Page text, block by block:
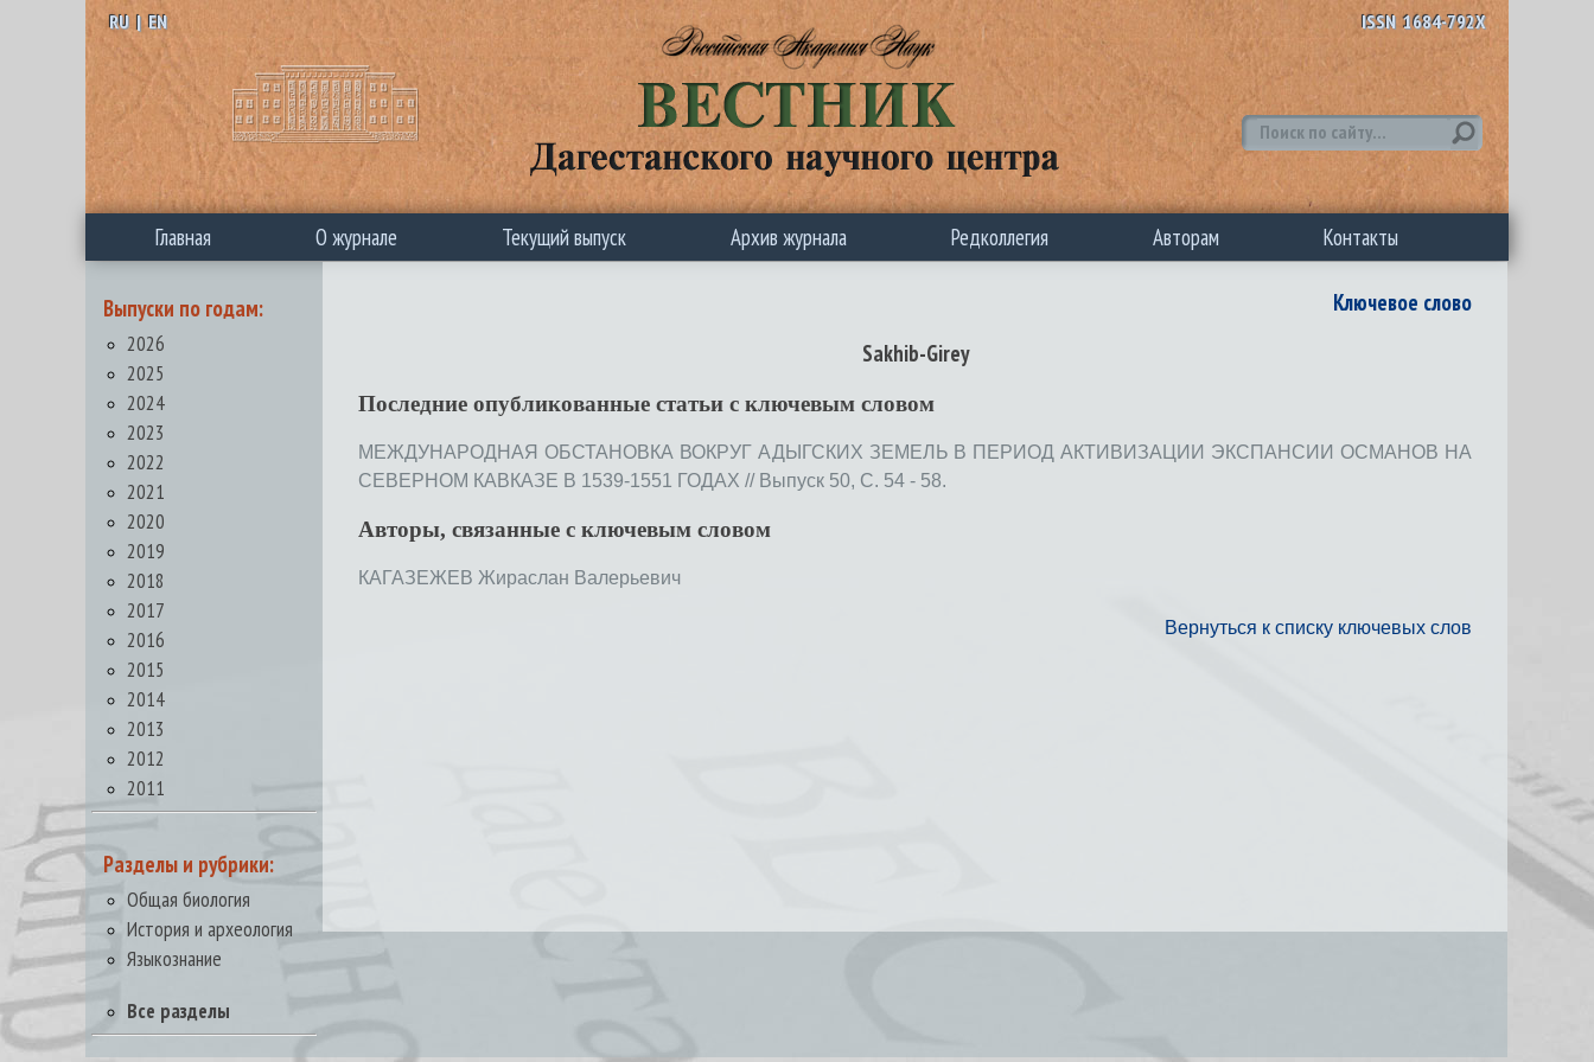
RU | EN ISSN 1684-792X
Главная О журнале Текущий выпуск Архив журнала Редколлегия Авторам Контакты
Выпуски по годам:
2026
2025
2024
2023
2022
2021
2020
2019
2018
2017
2016
2015
2014
2013
2012
2011
Разделы и рубрики:
Общая биология
История и археология
Языкознание
Все разделы
Ключевое слово
Sakhib-Girey
Последние опубликованные статьи c ключевым словом
МЕЖДУНАРОДНАЯ ОБСТАНОВКА ВОКРУГ АДЫГСКИХ ЗЕМЕЛЬ В ПЕРИОД АКТИВИЗАЦИИ ЭКСПАНСИИ ОСМАНОВ НА
СЕВЕРНОМ КАВКАЗЕ В 1539-1551 ГОДАХ // Выпуск 50, С. 54 - 58.
Авторы, связанные с ключевым словом
КАГАЗЕЖЕВ Жираслан Валерьевич
Вернуться к списку ключевых слов